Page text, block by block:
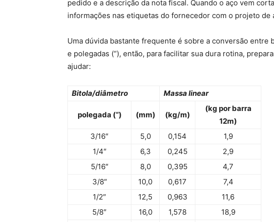
pedido e a descrição da nota fiscal. Quando o aço vem
informações nas etiquetas do fornecedor com o projeto de
Uma dúvida bastante frequente é sobre a conversão entre
e polegadas (“), então, para facilitar sua dura rotina,
ajudar:
Bitola/diâmetro Massa linear
polegada (“) (mm) (kg/m)
(kg por barra
12m)
3/16″
5,0 0,154
1,9
1/4″
6,3 0,245
2,9
5/16″
8,0 0,395
4,7
3/8″
10,0 0,617
7,4
1/2″
12,5 0,963
11,6
5/8″
16,0 1,578 18,9